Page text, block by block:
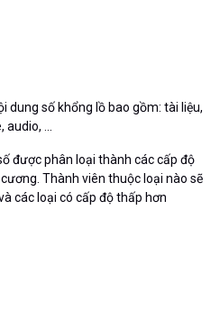
dung số khổng lồ bao gồm: tài liệu,
...
được phân loại thành các cấp độ
Thành viên thuộc loại nào sẽ
các loại có cấp độ thấp hơn